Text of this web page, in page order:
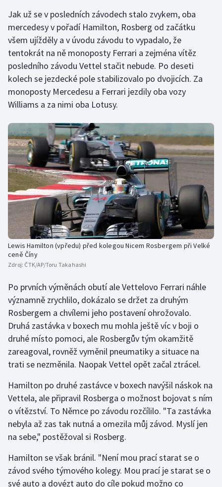
Moderní pětiboj
Motorsport
Olympijské hry
Parasport
Plavání
Plážový volejbal
Ragby
Rychlobruslení
Rychlostní kanoistika
Short track
Sportovní střelba
Triatlon
Veslování
Vodní slalom
Volejbal
Ostatní
Jak už se v posledních závodech stalo zvykem, oba
mercedesy v pořadí Hamilton, Rosberg od začátku
všem ujížděly a v úvodu závodu to vypadalo, že
tentokrát na ně monoposty Ferrari a zejména vítěz
posledního závodu Vettel stačit nebude. Po deseti
kolech se jezdecké pole stabilizovalo po dvojicích. Za
monoposty Mercedesu a Ferrari jezdily oba vozy
Williams a za nimi oba Lotusy.
Lewis Hamilton (vpředu) před kolegou Nicem Rosbergem při Velké
ceně Číny
Zdroj: ČTK/AP/Toru Takahashi
Po prvních výměnách obutí ale Vettelovo Ferrari náhle
významně zrychlilo, dokázalo se držet za druhým
Rosbergem a chvílemi jeho postavení ohrožovalo.
Druhá zastávka v boxech mu mohla ještě víc v boji o
druhé místo pomoci, ale Rosbergův tým okamžitě
zareagoval, rovněž vyměnil pneumatiky a situace na
trati se nezměnila. Naopak Vettel opět začal ztrácel.
Hamilton po druhé zastávce v boxech navýšil náskok na
Vettela, ale připravil Rosberga o možnost bojovat s ním
o vítězství. To Němce po závodu rozčílilo. "Ta zastávka
nebyla až zas tak nutná a omezila můj závod. Myslí jen
na sebe," postěžoval si Rosberg.
Hamilton se však bránil. "Není mou prací starat se o
závod svého týmového kolegy. Mou prací je starat se o
své auto a dovézt auto do cíle pokud možno co